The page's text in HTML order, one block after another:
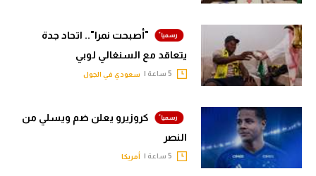
"أصبحت نمرا".. اتحاد جدة
يتعاقد مع السنغالي لوبي
سعودي في الجول
كروزيرو يعلن ضم ويسلي من
النصر
أمريكا